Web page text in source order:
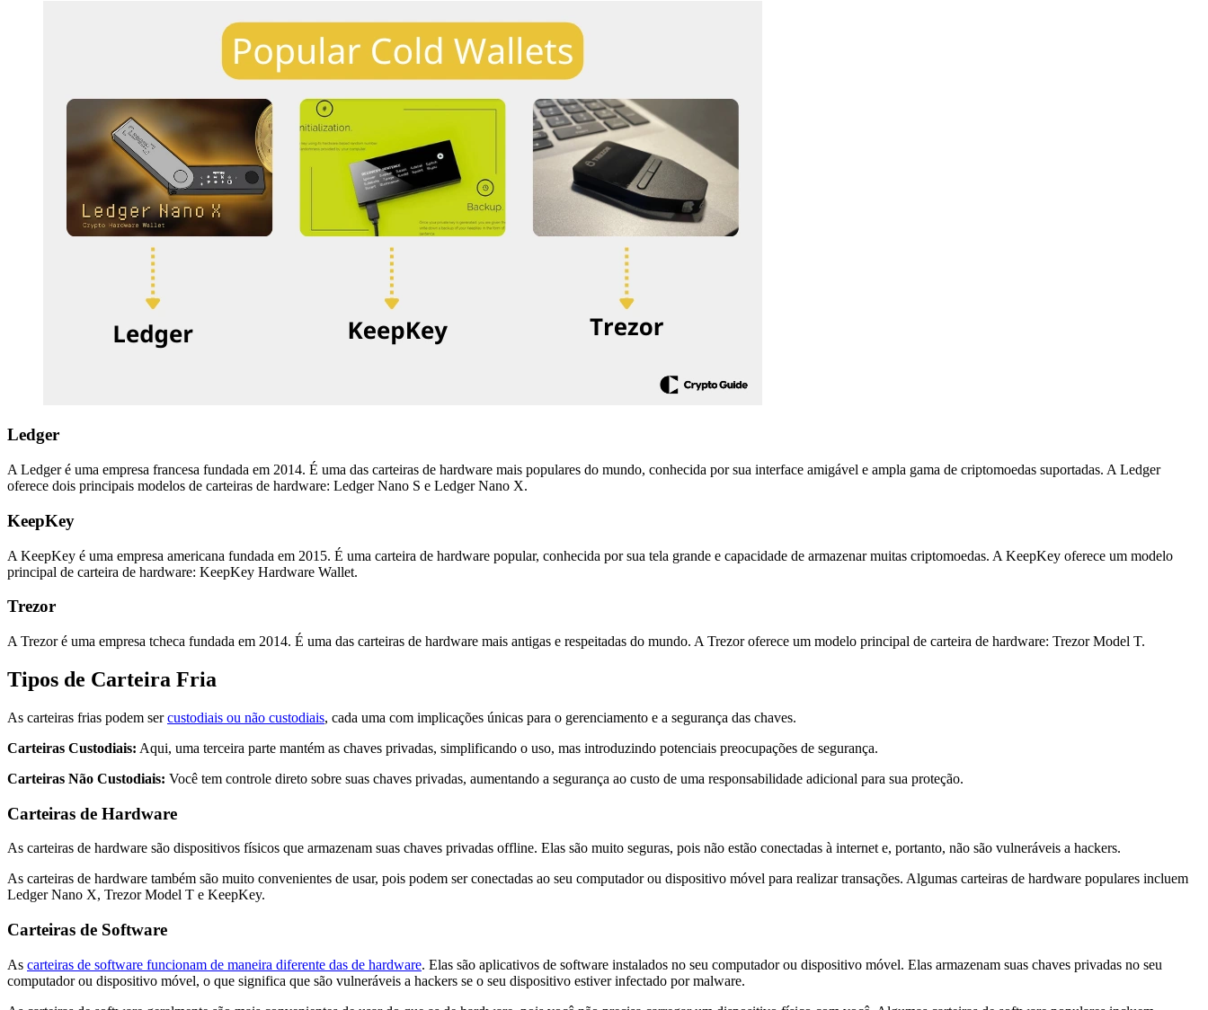
Ledger
A Ledger é uma empresa francesa fundada em 2014. É uma das carteiras de hardware mais populares do mundo, conhecida por sua interface amigável e ampla gama de criptomoedas suportadas. A Ledger
oferece dois principais modelos de carteiras de hardware: Ledger Nano S e Ledger Nano X.
KeepKey
A KeepKey é uma empresa americana fundada em 2015. É uma carteira de hardware popular, conhecida por sua tela grande e capacidade de armazenar muitas criptomoedas. A KeepKey oferece um modelo
principal de carteira de hardware: KeepKey Hardware Wallet.
Trezor
A Trezor é uma empresa tcheca fundada em 2014. É uma das carteiras de hardware mais antigas e respeitadas do mundo. A Trezor oferece um modelo principal de carteira de hardware: Trezor Model T.
Tipos de Carteira Fria
As carteiras frias podem sercustodiais ou não custodiais, cada uma com implicações únicas para o gerenciamento e a segurança das chaves.
Carteiras Custodiais: Aqui, uma terceira parte mantém as chaves privadas, simplificando o uso, mas introduzindo potenciais preocupações de segurança.
Carteiras Não Custodiais: Você tem controle direto sobre suas chaves privadas, aumentando a segurança ao custo de uma responsabilidade adicional para sua proteção.
Carteiras de Hardware
As carteiras de hardware são dispositivos físicos que armazenam suas chaves privadas offline. Elas são muito seguras, pois não estão conectadas à internet e, portanto, não são vulneráveis a hackers.
As carteiras de hardware também são muito convenientes de usar, pois podem ser conectadas ao seu computador ou dispositivo móvel para realizar transações. Algumas carteiras de hardware populares incluem
Ledger Nano X, Trezor Model T e KeepKey.
Carteiras de Software
As carteiras de software funcionam de maneira diferente das de hardware. Elas são aplicativos de software instalados no seu computador ou dispositivo móvel. Elas armazenam suas chaves privadas no seu
computador ou dispositivo móvel, o que significa que são vulneráveis a hackers se o seu dispositivo estiver infectado por malware.